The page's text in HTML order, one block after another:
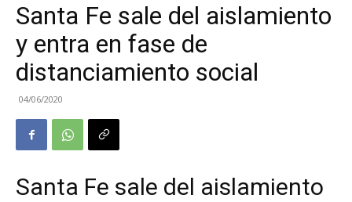
Santa Fe sale del aislamiento
y entra en fase de
distanciamiento social
04/06/2020
Santa Fe sale del aislamiento